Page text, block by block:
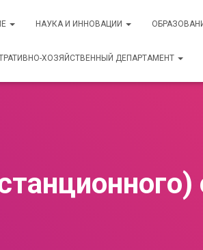
НАУКА И ИННОВАЦИИ
ХОЗЯЙСТВЕННЫЙ ДЕПАРТАМЕНТ